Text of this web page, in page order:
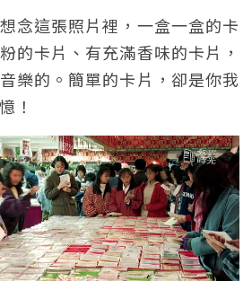
念這張照片裡，一盒一盒的卡
的卡片、有充滿香味的卡片，
樂的。簡單的卡片，卻是你我
！